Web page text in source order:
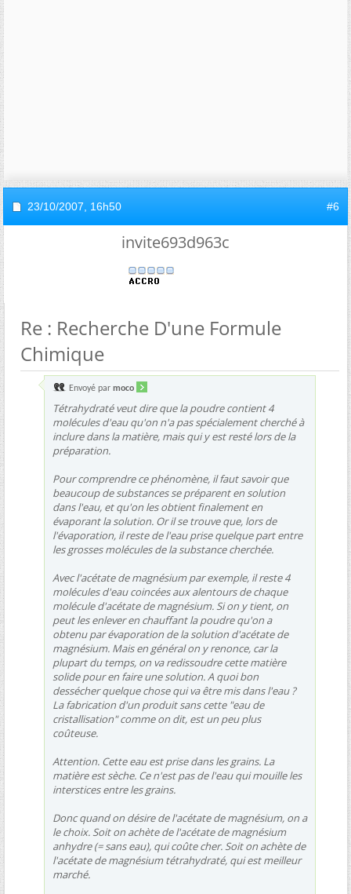
23/10/2007, 16h50 #6
invite693d963c
Re : Recherche D'une Formule
Chimique
Envoyé par moco
Tétrahydraté veut dire que la poudre contient 4
molécules d'eau qu'on n'a pas spécialement cherché à
inclure dans la matière, mais qui y est resté lors de la
préparation.
Pour comprendre ce phénomène, il faut savoir que
beaucoup de substances se préparent en solution
dans l'eau, et qu'on les obtient finalement en
évaporant la solution. Or il se trouve que, lors de
l'évaporation, il reste de l'eau prise quelque part entre
les grosses molécules de la substance cherchée.
Avec l'acétate de magnésium par exemple, il reste 4
molécules d'eau coincées aux alentours de chaque
molécule d'acétate de magnésium. Si on y tient, on
peut les enlever en chauffant la poudre qu'on a
obtenu par évaporation de la solution d'acétate de
magnésium. Mais en général on y renonce, car la
plupart du temps, on va redissoudre cette matière
solide pour en faire une solution. A quoi bon
dessécher quelque chose qui va être mis dans l'eau ?
La fabrication d'un produit sans cette "eau de
cristallisation" comme on dit, est un peu plus
coûteuse.
Attention. Cette eau est prise dans les grains. La
matière est sèche. Ce n'est pas de l'eau qui mouille les
interstices entre les grains.
Donc quand on désire de l'acétate de magnésium, on a
le choix. Soit on achète de l'acétate de magnésium
anhydre (= sans eau), qui coûte cher. Soit on achète de
l'acétate de magnésium tétrahydraté, qui est meilleur
marché.